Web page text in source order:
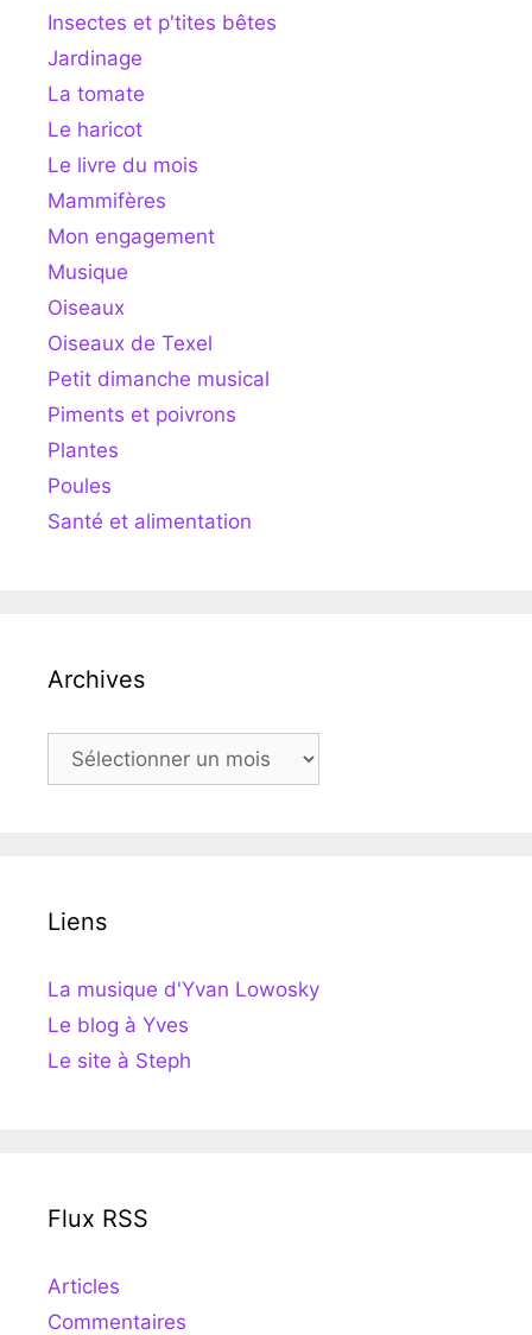
Insectes et p'tites bêtes
Jardinage
La tomate
Le haricot
Le livre du mois
Mammifères
Mon engagement
Musique
Oiseaux
Oiseaux de Texel
Petit dimanche musical
Piments et poivrons
Plantes
Poules
Santé et alimentation
Archives
Archives
Liens
La musique d'Yvan Lowosky
Le blog à Yves
Le site à Steph
Flux RSS
Articles
Commentaires